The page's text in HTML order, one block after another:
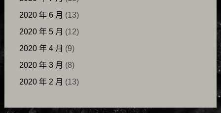
2020 年 6 月 (13)
2020 年 5 月 (12)
2020 年 4 月 (9)
2020 年 3 月 (8)
2020 年 2 月 (13)